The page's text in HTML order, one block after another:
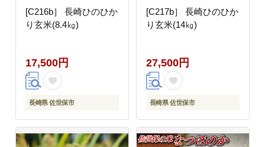
[C216b］ 長崎ひのひか
り玄米(8.4㎏)
17,500円
長崎県 佐世保市
[C217b］ 長崎ひのひか
り玄米(14㎏)
27,500円
長崎県 佐世保市